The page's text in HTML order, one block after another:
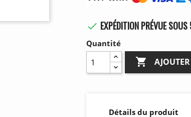
 EXPÉDITION PRÉVUE
Quantité

Détails du produit